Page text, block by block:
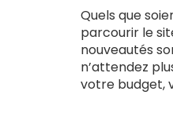
Quels que
parcourir le
nouveautés
n’attendez
votre budget,